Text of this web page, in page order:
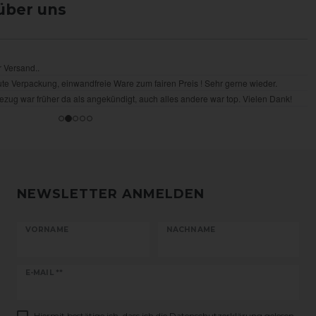
uns
NEWSLETTER ANMELDEN
VORNAME NACHNAME
E-MAIL **
Newsletter